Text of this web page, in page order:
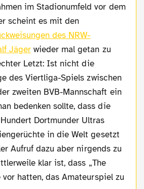
im Stadionumfeld vor dem
scheint es mit den
des NRW-
Jägerwieder mal getan zu
Letzt: Ist nicht die
des Viertliga-Spiels zwischen
zweiten BVB-Mannschaft ein
bedenken sollte, dass die
Dortmunder Ultras
in die Welt gesetzt
Aufruf dazu aber nirgends zu
klar ist, dass „The
vor hatten, das Amateurspiel zu